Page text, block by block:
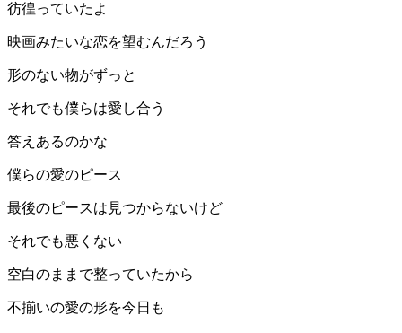
彷徨っていたよ
映画みたいな恋を望むんだろう
形のない物がずっと
それでも僕らは愛し合う
答えあるのかな
僕らの愛のピース
最後のピースは見つからないけど
それでも悪くない
空白のままで整っていたから
不揃いの愛の形を今日も